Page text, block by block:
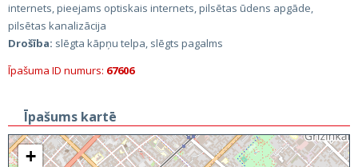
internets, pieejams optiskais internets, pilsētas ūdens apgāde,
pilsētas kanalizācija
Drošība: slēgta kāpņu telpa, slēgts pagalms
Īpašuma ID numurs: 67606
Īpašums kartē
+